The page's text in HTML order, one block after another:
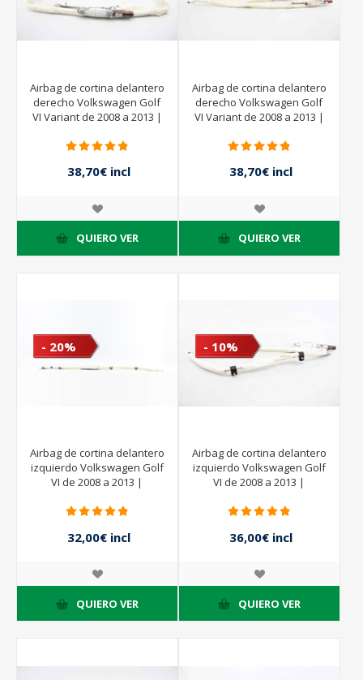
Airbag de cortina delantero
derecho Volkswagen Golf
VI Variant de 2008 a 2013 |
38,70€ incl
impuestos
QUIERO VER
Airbag de cortina delantero
derecho Volkswagen Golf
VI Variant de 2008 a 2013 |
38,70€ incl
impuestos
QUIERO VER
- 20%
Airbag de cortina delantero
izquierdo Volkswagen Golf
VI de 2008 a 2013 |
32,00€ incl
impuestos
QUIERO VER
- 10%
Airbag de cortina delantero
izquierdo Volkswagen Golf
VI de 2008 a 2013 |
36,00€ incl
impuestos
QUIERO VER